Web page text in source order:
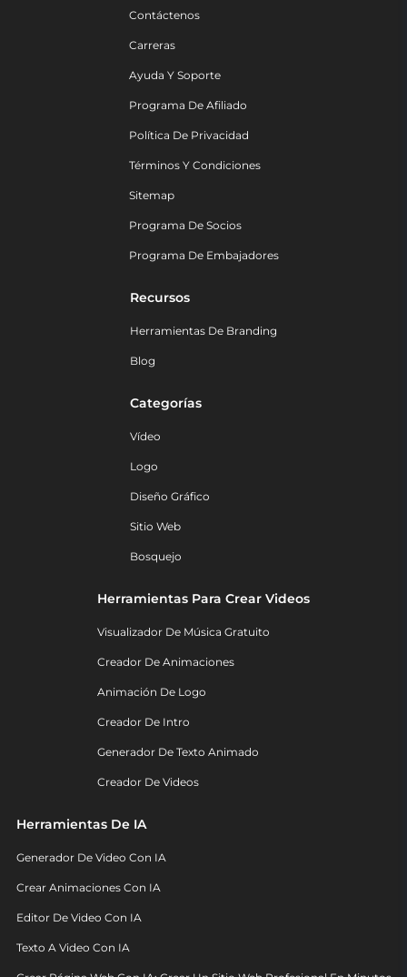
Contáctenos
Carreras
Ayuda Y Soporte
Programa De Afiliado
Política De Privacidad
Términos Y Condiciones
Sitemap
Programa De Socios
Programa De Embajadores
Recursos
Herramientas De Branding
Blog
Categorías
Vídeo
Logo
Diseño Gráfico
Sitio Web
Bosquejo
Herramientas Para Crear Videos
Visualizador De Música Gratuito
Creador De Animaciones
Animación De Logo
Creador De Intro
Generador De Texto Animado
Creador De Videos
Herramientas De IA
Generador De Video Con IA
Crear Animaciones Con IA
Editor De Video Con IA
Texto A Video Con IA